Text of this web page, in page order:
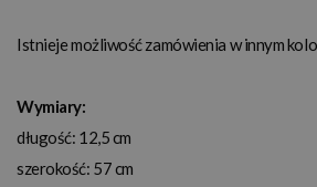
Istnieje możliwość zamówienia w innym
Wymiary:
długość: 12,5 cm
szerokość: 57 cm